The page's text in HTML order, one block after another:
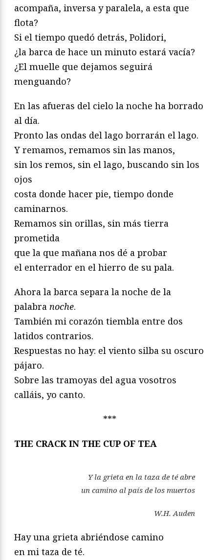
acompaña, inversa y paralela, a esta que
flota?
Si el tiempo quedó detrás, Polidori,
¿la barca de hace un minuto estará vacía?
¿El muelle que dejamos seguirá
menguando?
En las afueras del cielo la noche ha borrado
al día.
Pronto las ondas del lago borrarán el lago.
Y remamos, remamos sin las manos,
sin los remos, sin el lago, buscando sin los
ojos
costa donde hacer pie, tiempo donde
caminarnos.
Remamos sin orillas, sin más tierra
prometida
que la que mañana nos dé a probar
el enterrador en el hierro de su pala.
Ahora la barca separa la noche de la
palabra noche.
También mi corazón tiembla entre dos
latidos contrarios.
Respuestas no hay: el viento silba su oscuro
pájaro.
Sobre las tramoyas del agua vosotros
calláis, yo canto.
***
THE CRACK IN THE CUP OF TEA
Y la grieta en la taza de té abre
un camino al país de los muertos
W.H. Auden
Hay una grieta abriéndose camino
en mi taza de té.